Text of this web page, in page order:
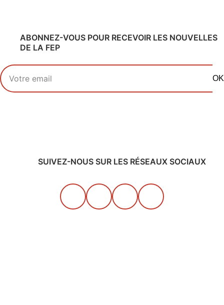
ABONNEZ-VOUS POUR RECEVOIR LES NOUVELLES
DE LA FEP
Votre adresse email
OK
SUIVEZ-NOUS SUR LES RÉSEAUX SOCIAUX